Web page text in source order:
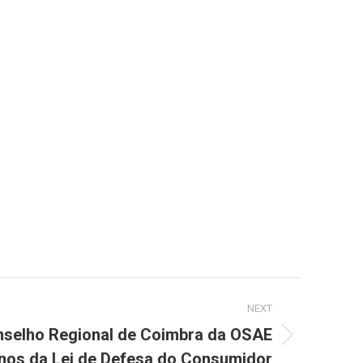
NEXT
Regional de Coimbra da OSAE
da Lei de Defesa do Consumidor